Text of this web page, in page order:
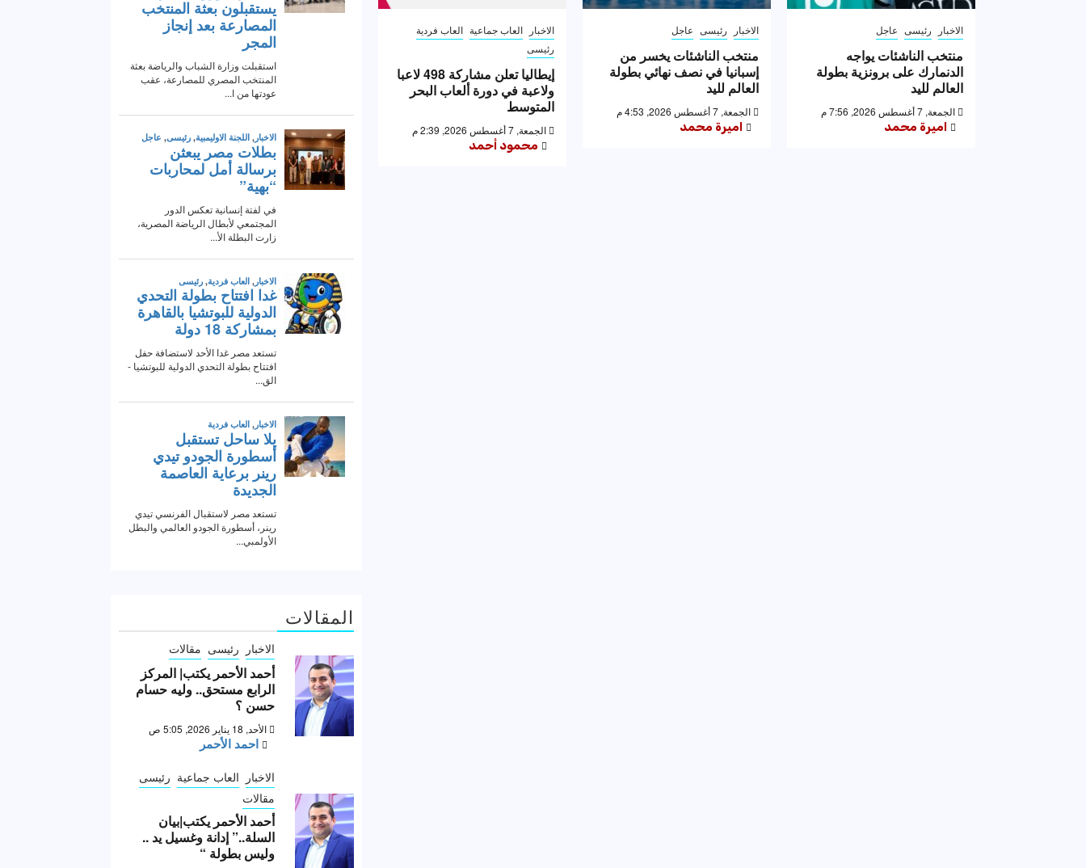
الاخبار رئيسى عاجل
منتخب الناشئات يواجه
الدنمارك على برونزية بطولة
العالم لليد
الجمعة, 7 أغسطس 2026, 7:56 م
اميرة محمد
الاخبار رئيسى عاجل
منتخب الناشئات يخسر من
إسبانيا في نصف نهائي بطولة
العالم لليد
الجمعة, 7 أغسطس 2026, 4:53 م
اميرة محمد
الاخبار العاب جماعية العاب فردية
رئيسى
إيطاليا تعلن مشاركة 498 لاعبا
ولاعبة في دورة ألعاب البحر
المتوسط
الجمعة, 7 أغسطس 2026, 2:39 م
محمود أحمد
المقالات
الاخبار رئيسى مقالات
أحمد الأحمر يكتب| المركز
الرابع مستحق.. وليه حسام
حسن ؟
الأحد, 18 يناير 2026, 5:05 ص
احمد الأحمر
الاخبار العاب جماعية رئيسى
مقالات
أحمد الأحمر يكتب|بيان
السلة..” إدانة وغسيل يد ..
وليس بطولة “